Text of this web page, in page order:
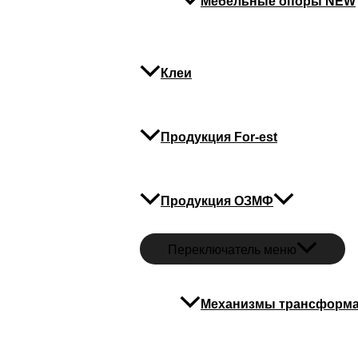
Клеи
Продукция For-est
Продукция ОЗМФ
Переключатель меню
Механизмы